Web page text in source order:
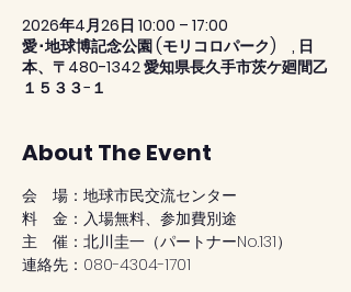
2026年4月26日 10:00 – 17:00
愛･地球博記念公園 (モリコロパーク) , 日
本、〒480-1342 愛知県長久手市茨ケ廻間乙
１５３３−１
About The Event
会　場：地球市民交流センター
料　金：入場無料、参加費別途
主　催：北川圭一（パートナーNo.131）
連絡先：080-4304-1701